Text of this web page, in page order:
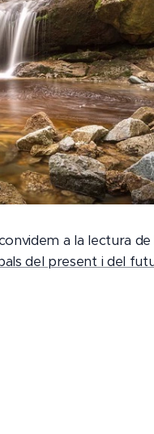
a la lectura de
del present i del